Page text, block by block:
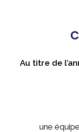
Au titre de
une